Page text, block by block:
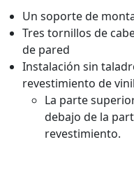
Un soporte de
Tres tornillos de
de pared
Instalación sin
revestimiento de
La parte
debajo de la
revestimiento.